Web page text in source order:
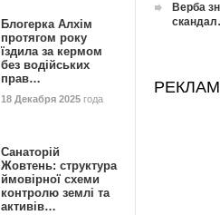
Блогерка Алхім
протягом року
їздила за кермом
без водійських
прав…
18 Декабря 2025 года
Санаторій
Жовтень: структура
ймовірної схеми
контролю землі та
активів…
Верба